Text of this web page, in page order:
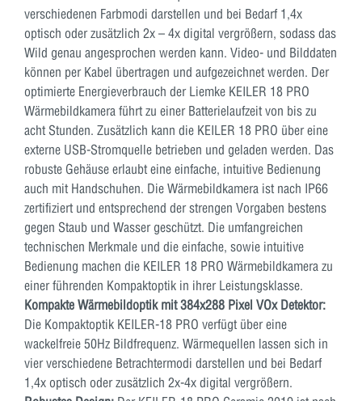
verschiedenen Farbmodi darstellen und bei Bedarf 1,4x
optisch oder zusätzlich 2x – 4x digital vergrößern, sodass das
Wild genau angesprochen werden kann. Video- und Bilddaten
können per Kabel übertragen und aufgezeichnet werden. Der
optimierte Energieverbrauch der Liemke KEILER 18 PRO
Wärmebildkamera führt zu einer Batterielaufzeit von bis zu
acht Stunden. Zusätzlich kann die KEILER 18 PRO über eine
externe USB-Stromquelle betrieben und geladen werden. Das
robuste Gehäuse erlaubt eine einfache, intuitive Bedienung
auch mit Handschuhen. Die Wärmebildkamera ist nach IP66
zertifiziert und entsprechend der strengen Vorgaben bestens
gegen Staub und Wasser geschützt. Die umfangreichen
technischen Merkmale und die einfache, sowie intuitive
Bedienung machen die KEILER 18 PRO Wärmebildkamera zu
einer führenden Kompaktoptik in ihrer Leistungsklasse.
Kompakte Wärmebildoptik mit 384x288 Pixel VOx Detektor:
Die Kompaktoptik KEILER-18 PRO verfügt über eine
wackelfreie 50Hz Bildfrequenz. Wärmequellen lassen sich in
vier verschiedene Betrachtermodi darstellen und bei Bedarf
1,4x optisch oder zusätzlich 2x-4x digital vergrößern.